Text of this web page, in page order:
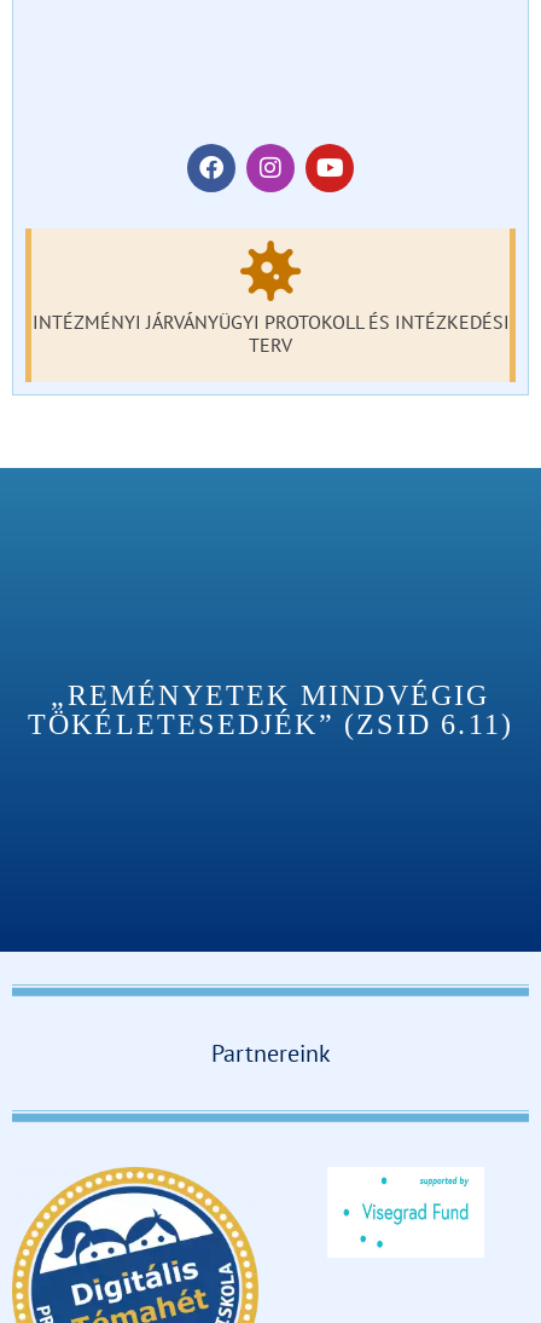
INTÉZMÉNYI JÁRVÁNYÜGYI PROTOKOLL ÉS INTÉZKEDÉSI
TERV
„REMÉNYETEK MINDVÉGIG
TÖKÉLETESEDJÉK” (ZSID 6.11)
Partnereink